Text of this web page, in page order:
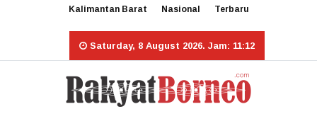
Kalimantan Barat Nasional Terbaru
Saturday, 8 August 2026. Jam: 11:12